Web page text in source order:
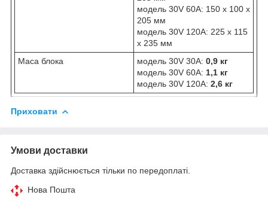
модель 30V 60A: 150 х 100 х
205 мм
модель 30V 120A: 225 х 115
х 235 мм
Маса блока
модель 30V 30A: 0,9 кг
модель 30V 60A: 1,1 кг
модель 30V 120A: 2,6 кг
Приховати
Умови доставки
Доставка здійснюється тільки по передоплаті.
Нова Пошта